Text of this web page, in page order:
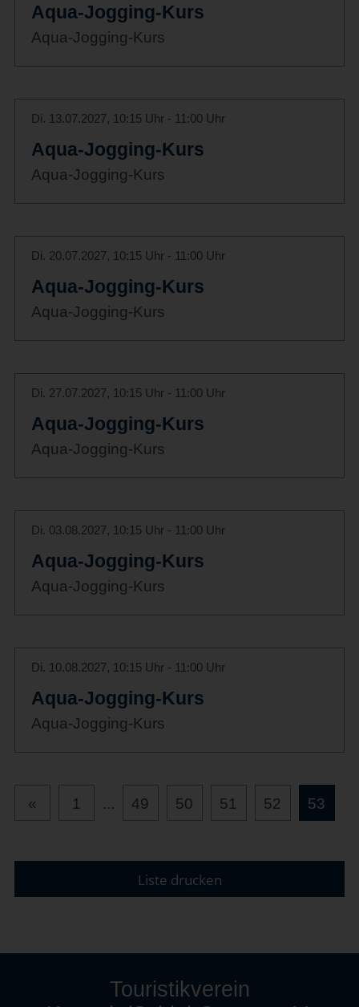
Aqua-Jogging-Kurs
Aqua-Jogging-Kurs
Di. 13.07.2027, 10:15 Uhr - 11:00 Uhr
Aqua-Jogging-Kurs
Aqua-Jogging-Kurs
Di. 20.07.2027, 10:15 Uhr - 11:00 Uhr
Aqua-Jogging-Kurs
Aqua-Jogging-Kurs
Di. 27.07.2027, 10:15 Uhr - 11:00 Uhr
Aqua-Jogging-Kurs
Aqua-Jogging-Kurs
Di. 03.08.2027, 10:15 Uhr - 11:00 Uhr
Aqua-Jogging-Kurs
Aqua-Jogging-Kurs
Di. 10.08.2027, 10:15 Uhr - 11:00 Uhr
Aqua-Jogging-Kurs
Aqua-Jogging-Kurs
« 1 ... 49 50 51 52 53
Liste drucken
Touristikverein